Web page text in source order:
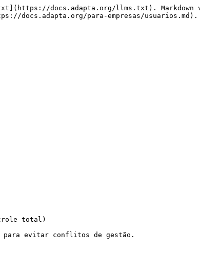
docs.adapta.org/llms.txt). Markdown
docs.adapta.org/para-empresas/usuarios.md).
total)
para evitar conflitos de gestão.